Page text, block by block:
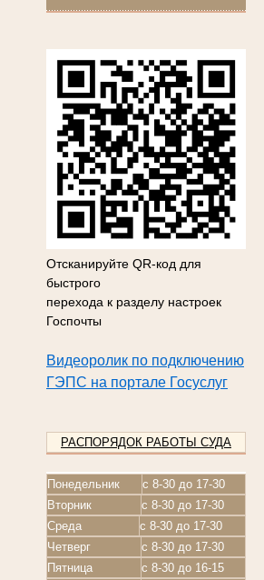
Отсканируйте QR-код для
быстрого
перехода к разделу настроек
Госпочты
Видеоролик по подключению
ГЭПС на портале Госуслуг
РАСПОРЯДОК РАБОТЫ СУДА
Понедельник
с 8-30 до 17-30
Вторник
с 8-30 до 17-30
Среда
с 8-30 до 17-30
Четверг
с 8-30 до 17-30
Пятница
с 8-30 до 16-15